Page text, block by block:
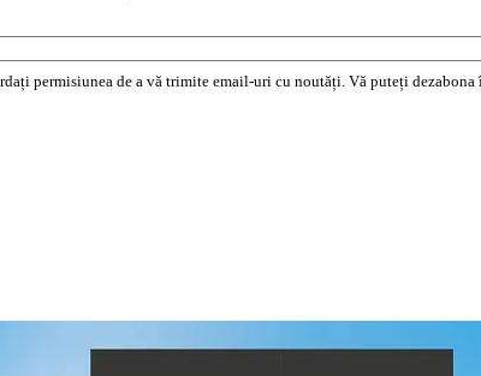
permisiunea de a vă trimite email-uri cu noutăți. Vă puteți dezabona